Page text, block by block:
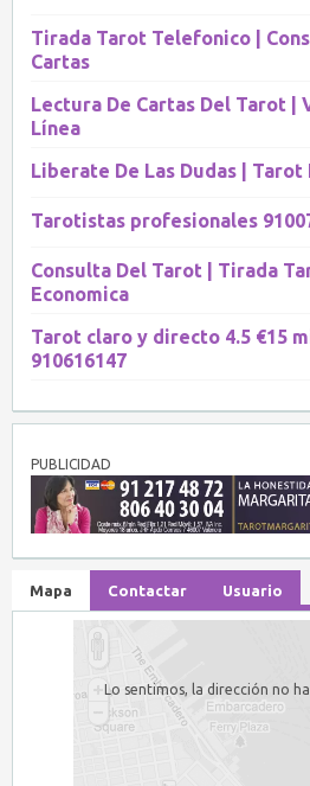
Tirada Tarot Telefonico |
Cartas
Lectura De Cartas Del Tarot |
Línea
Liberate De Las Dudas | Tarot
Tarotistas profesionales
Consulta Del Tarot | Tirada
Economica
Tarot claro y directo 4.5 €15
910616147
PUBLICIDAD
Mapa Contactar Usuario
Lo sentimos, la dirección no